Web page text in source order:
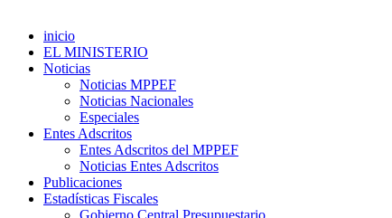
inicio
EL MINISTERIO
Noticias
Noticias MPPEF
Noticias Nacionales
Especiales
Entes Adscritos
Entes Adscritos del MPPEF
Noticias Entes Adscritos
Publicaciones
Estadísticas Fiscales
Gobierno Central Presupuestario